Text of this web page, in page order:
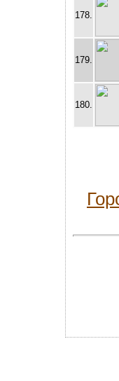
178.
179.
180.